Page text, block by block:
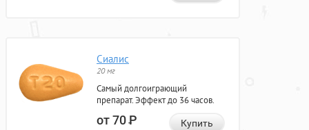
Сиалис
20 мг
Самый долгоиграющий
препарат. Эффект до 36 часов.
от 70Р Купить